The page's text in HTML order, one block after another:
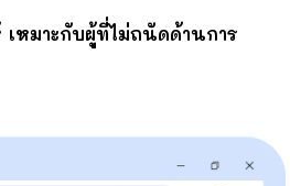
หมาะกับผู้ที่ไม่ถนัดด้านการ